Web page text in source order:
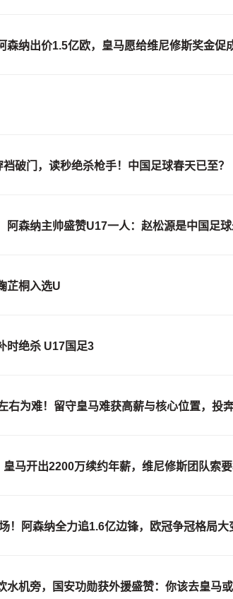
森纳出价1.5亿欧，皇马愿给维尼修斯奖金促
破门，读秒绝杀枪手！中国足球春天已至？
阿森纳主帅盛赞U17一人：赵松源是中国足
芷桐入选U
时绝杀 U17国足3
右为难！留守皇马难获高薪与核心位置，投
马开出2200万续约年薪，维尼修斯团队索
！阿森纳全力追1.6亿边锋，欧冠争冠格局大
水机旁，国安功勋获外援盛赞：你该去皇马